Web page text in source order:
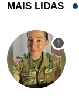
MAIS LIDAS